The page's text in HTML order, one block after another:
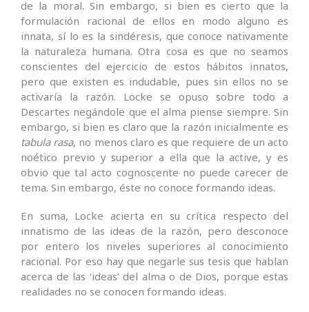
de la moral. Sin embargo, si bien es cierto que la
formulación racional de ellos en modo alguno es
innata, sí lo es la sindéresis, que conoce nativamente
la naturaleza humana. Otra cosa es que no seamos
conscientes del ejercicio de estos hábitos innatos,
pero que existen es indudable, pues sin ellos no se
activaría la razón. Locke se opuso sobre todo a
Descartes negándole que el alma piense siempre. Sin
embargo, si bien es claro que la razón inicialmente es
tabula rasa, no menos claro es que requiere de un acto
noético previo y superior a ella que la active, y es
obvio que tal acto cognoscente no puede carecer de
tema. Sin embargo, éste no conoce formando ideas.
En suma, Locke acierta en su crítica respecto del
innatismo de las ideas de la razón, pero desconoce
por entero los niveles superiores al conocimiento
racional. Por eso hay que negarle sus tesis que hablan
acerca de las ‘ideas’ del alma o de Dios, porque estas
realidades no se conocen formando ideas.